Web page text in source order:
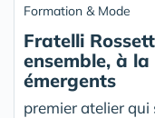
Formation & Mode
Fratelli
ensemble, à
émergents
premier atelier qui